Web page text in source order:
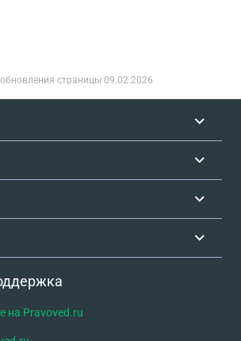
страницы 09.02.2026
на Pravoved.ru